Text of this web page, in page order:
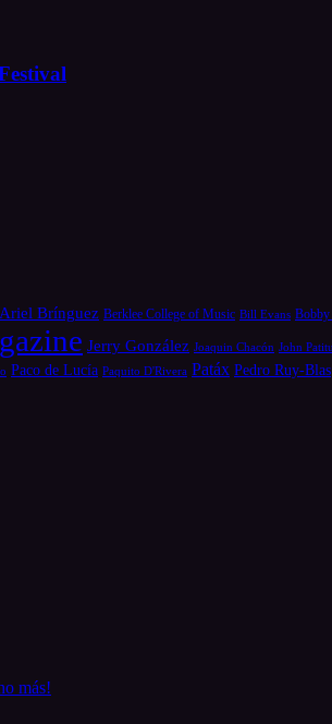
Ariel Brínguez Berklee College of Music Bill Evans Bobby
Jerry González Joaquin Chacón John
Paco de Lucía Paquito D'Rivera Patáx Pedro Ruy-Blas
más!